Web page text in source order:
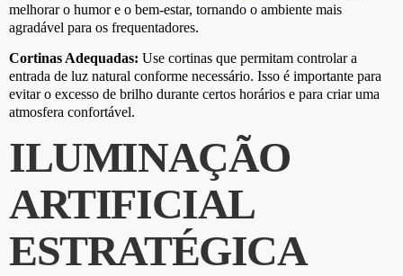
melhorar o humor e o bem-estar, tornando o ambiente mais
agradável para os frequentadores.
Cortinas Adequadas: Use cortinas que permitam controlar a
entrada de luz natural conforme necessário. Isso é importante para
evitar o excesso de brilho durante certos horários e para criar uma
atmosfera confortável.
ILUMINAÇÃO
ARTIFICIAL
ESTRATÉGICA